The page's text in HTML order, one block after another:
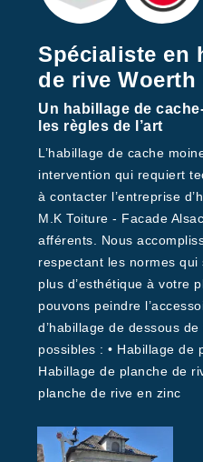
Spécialiste en
de rive Woerth
Un habillage de
les règles de l’art
L’habillage de cache
intervention qui requiert
à contacter l’entreprise
M.K Toiture - Facade
afférents. Nous
respectant les normes
plus d’esthétique à votre
pouvons peindre
d’habillage de dessous
possibles : • Habillage de
Habillage de planche de
planche de rive en zinc